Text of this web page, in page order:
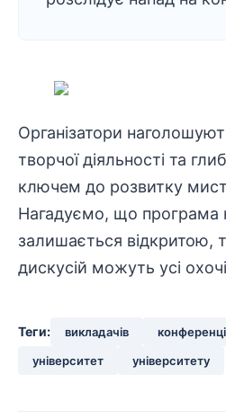
Організатори
творчої діяльності та
ключем до розвитку
Нагадуємо, що програма
залишається відкритою,
дискусій можуть усі
Теги: викладачів
університет
університету